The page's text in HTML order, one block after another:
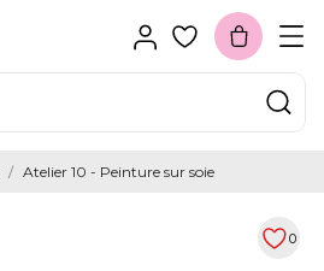
Atelier 10 - Peinture sur soie
0